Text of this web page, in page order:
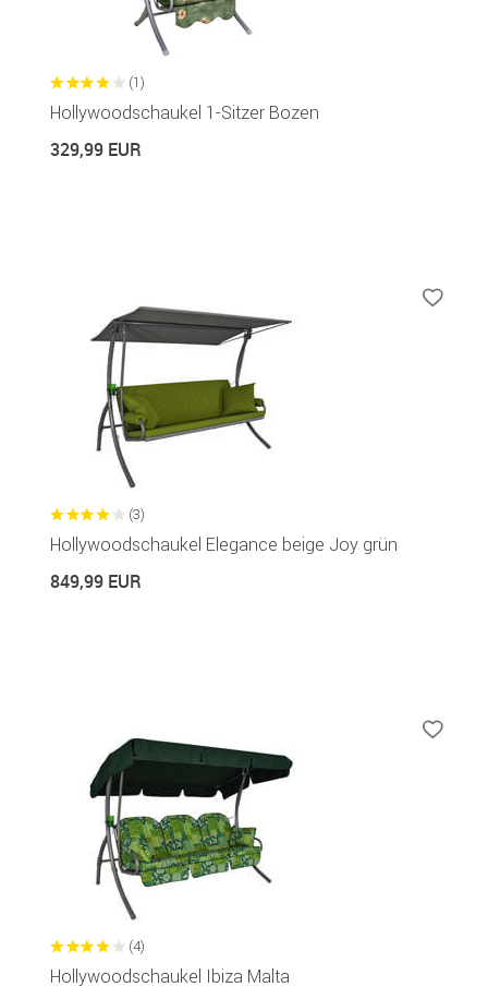
(1)
Hollywoodschaukel 1-Sitzer Bozen
329,99 EUR
(3)
Hollywoodschaukel Elegance beige Joy grün
849,99 EUR
(4)
Hollywoodschaukel Ibiza Malta